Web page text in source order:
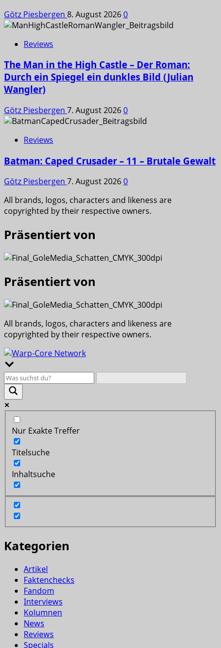
Götz Piesbergen 8. August 20260
Reviews
The Man in the High Castle – Der Roman:
Durch ein Spiegel ein dunkles Bild (Julian
Wangler)
Götz Piesbergen 7. August 20260
Reviews
Batman: Caped Crusader – 11 – Brutale Gewalt
Götz Piesbergen 7. August 20260
All brands, logos, characters and likeness are
copyrighted by their respective owners.
Präsentiert von
Präsentiert von
All brands, logos, characters and likeness are
copyrighted by their respective owners.
Nur Exakte Treffer
Titelsuche
Inhaltsuche
Kategorien
Artikel
Faktenchecks
Fandom
Interviews
Kolumnen
News
Reviews
Specials